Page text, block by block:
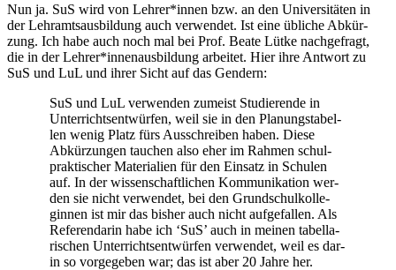
Nun ja. SuS wird von Lehrer*innen bzw. an den Uni­ver­si­tä­ten in
der Lehr­amts­aus­bil­dung auch ver­wen­det. Ist eine übli­che Abkür­
zung. Ich habe auch noch mal bei Prof. Bea­te Lüt­ke nach­ge­fragt,
die in der Lehrer*innenausbildung arbei­tet. Hier ihre Ant­wort zu
SuS und LuL und ihrer Sicht auf das Gendern:
SuS und LuL ver­wen­den zumeist Stu­die­ren­de in
Unter­richts­ent­wür­fen, weil sie in den Pla­nungs­ta­bel­
len wenig Platz fürs Aus­schrei­ben haben. Die­se
Abkür­zun­gen tau­chen also eher im Rah­men schul­
prak­ti­scher Mate­ria­li­en für den Ein­satz in Schu­len
auf. In der wis­sen­schaft­li­chen Kom­mu­ni­ka­ti­on wer­
den sie nicht ver­wen­det, bei den Grund­schul­kol­le­
gin­nen ist mir das bis­her auch nicht auf­ge­fal­len. Als
Refe­ren­da­rin habe ich ‘SuS’ auch in mei­nen tabel­la­
ri­schen Unter­richts­ent­wür­fen ver­wen­det, weil es dar­
in so vor­ge­ge­ben war; das ist aber 20 Jah­re her.